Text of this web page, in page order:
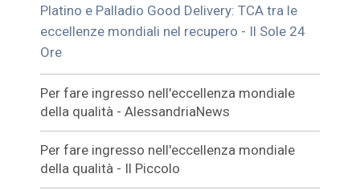
Platino e Palladio Good Delivery: TCA tra le
eccellenze mondiali nel recupero - Il Sole 24
Ore
Per fare ingresso nell'eccellenza mondiale
della qualità - AlessandriaNews
Per fare ingresso nell'eccellenza mondiale
della qualità - Il Piccolo